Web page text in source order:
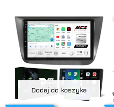
Dodaj do koszyka